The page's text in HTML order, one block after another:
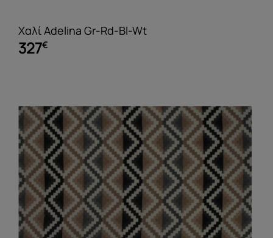
Χαλί Adelina Gr-Rd-Bl-Wt
327€